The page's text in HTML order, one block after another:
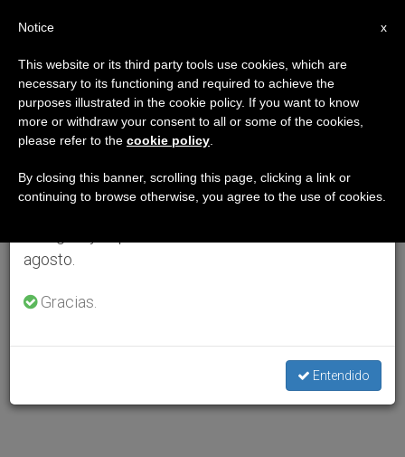
×
Aviso importante
Del 27 de julio al 7 de agosto haremos la pausa
anual, aprovechando que en el periodo de verano
se generan menos informaciones y también el
agosto.
Gracias.
Entendido
x
Notice
This website or its third party tools use cookies, which are
necessary to its functioning and required to achieve the
purposes illustrated in the cookie policy. If you want to know
more or withdraw your consent to all or some of the cookies,
please refer to the cookie policy
By closing this banner, scrolling this page, clicking a link or
continuing to browse otherwise, you agree to the use of cookies.